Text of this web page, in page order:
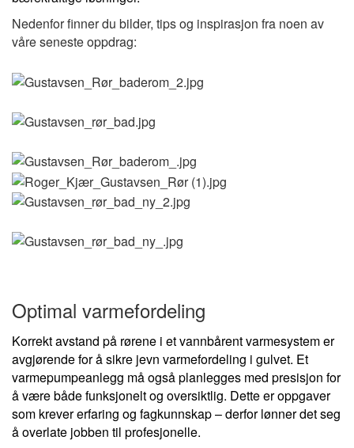
Nedenfor finner du bilder, tips og inspirasjon fra noen av
våre seneste oppdrag:
Optimal varmefordeling
Korrekt avstand på rørene i et vannbårent varmesystem er
avgjørende for å sikre jevn varmefordeling i gulvet. Et
varmepumpeanlegg må også planlegges med presisjon for
å være både funksjonelt og oversiktlig. Dette er oppgaver
som krever erfaring og fagkunnskap – derfor lønner det seg
å overlate jobben til profesjonelle.